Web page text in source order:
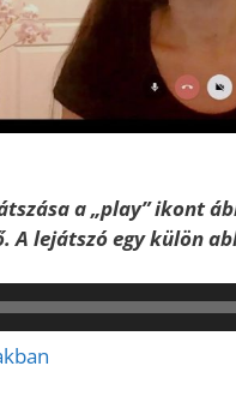
a „play” ikont
A lejátszó egy külön